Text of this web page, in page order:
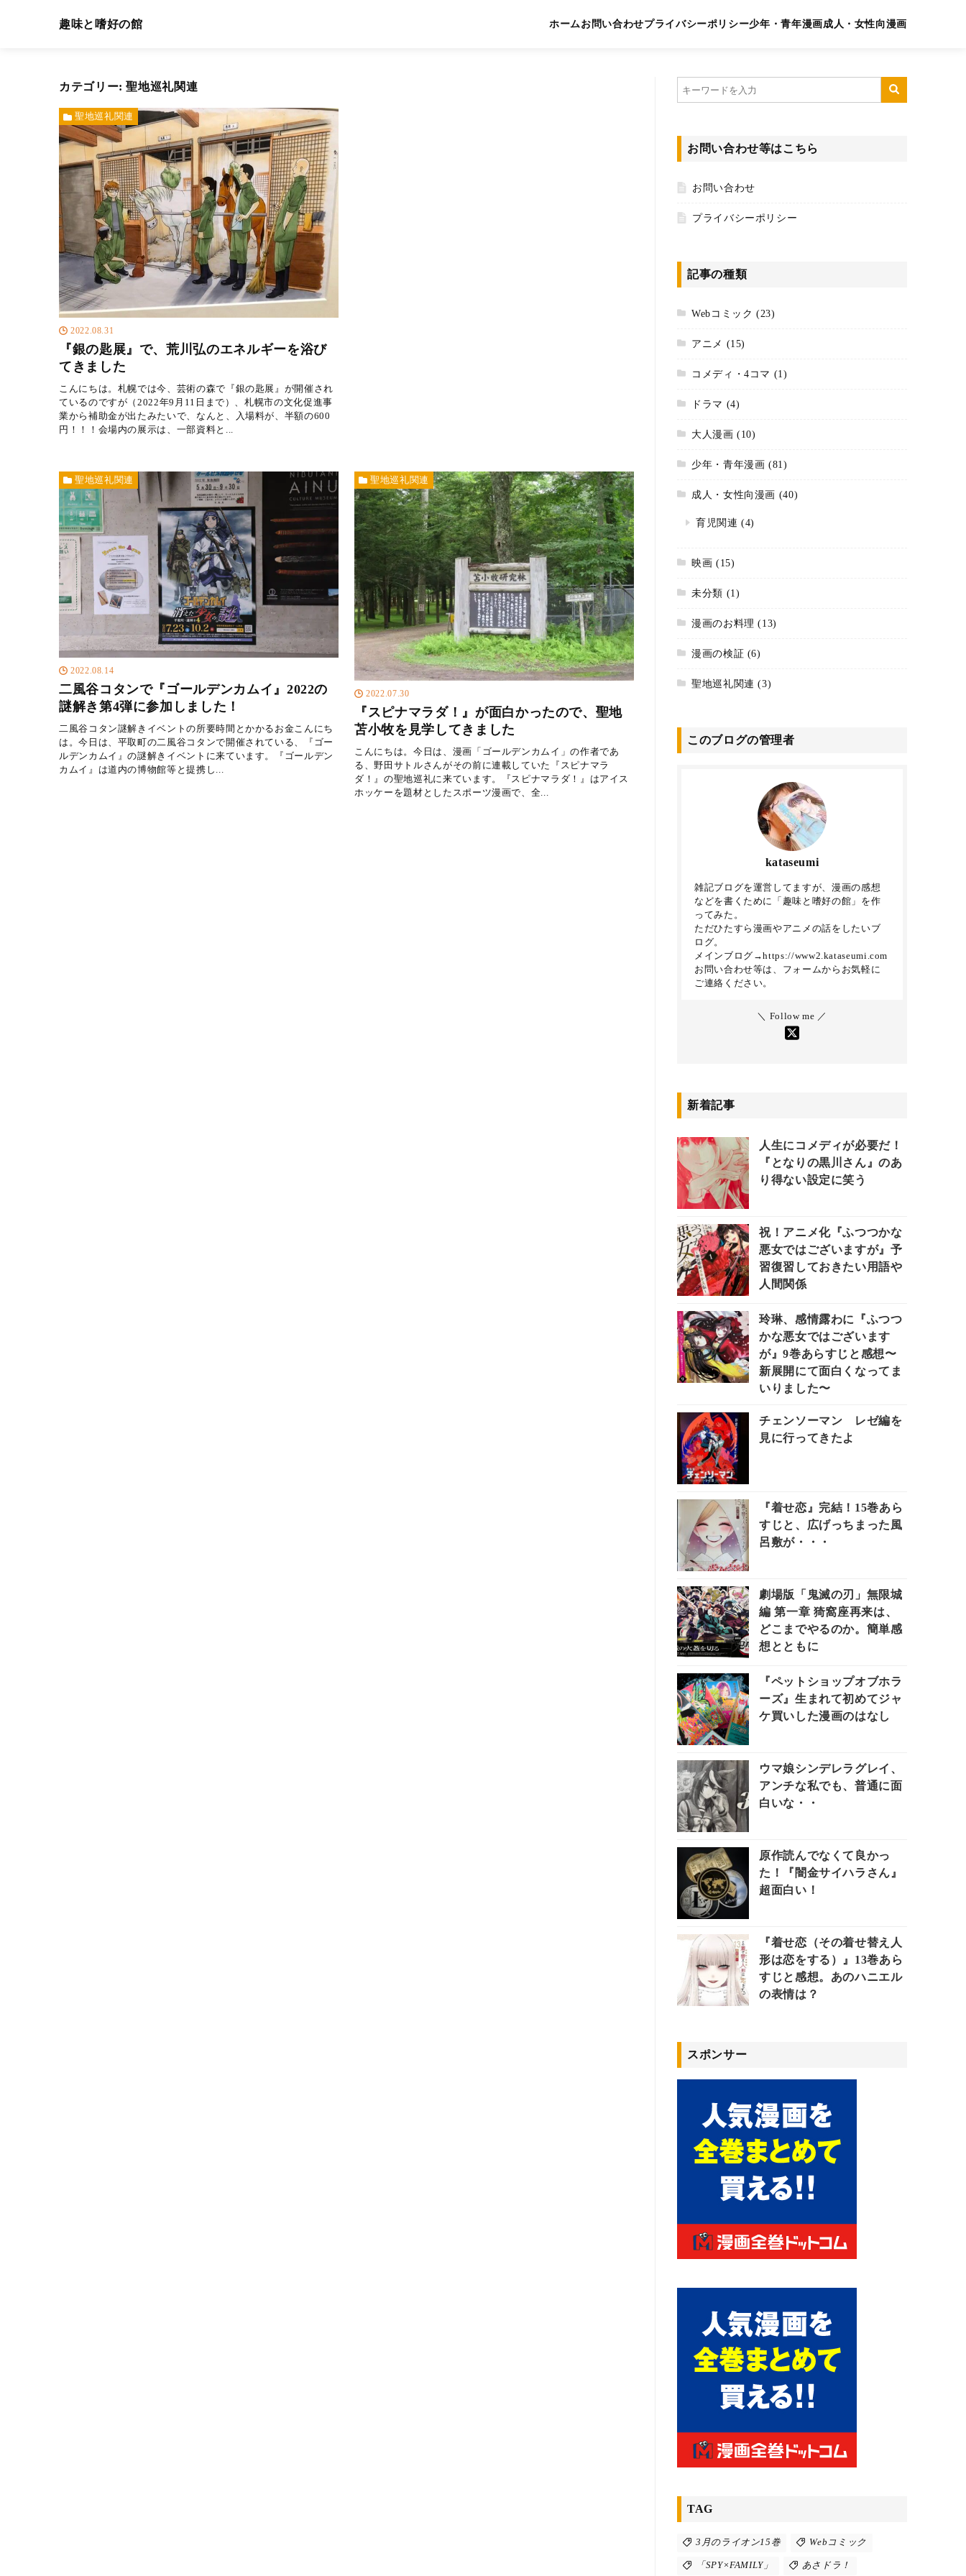
趣味と嗜好の館 ホームお問い合わせプライバシーポリシー少年・青年漫画成人・女性向漫画
カテゴリー:聖地巡礼関連
2022.08.31
『銀の匙展』で、荒川弘のエネルギーを浴び
てきました
こんにちは。札幌では今、芸術の森で『銀の匙展』が開催され
ているのですが（2022年9月11日まで）、札幌市の文化促進事
業から補助金が出たみたいで、なんと、入場料が、半額の600
円！！！会場内の展示は、一部資料と...
聖地巡礼関連
2022.08.14
二風谷コタンで『ゴールデンカムイ』2022の
謎解き第4弾に参加しました！
二風谷コタン謎解きイベントの所要時間とかかるお金こんにち
は。今日は、平取町の二風谷コタンで開催されている、『ゴー
ルデンカムイ』の謎解きイベントに来ています。『ゴールデン
カムイ』は道内の博物館等と提携し...
聖地巡礼関連
2022.07.30
『スピナマラダ！』が面白かったので、聖地
苫小牧を見学してきました
こんにちは。今日は、漫画「ゴールデンカムイ」の作者であ
る、野田サトルさんがその前に連載していた『スピナマラ
ダ！』の聖地巡礼に来ています。『スピナマラダ！』はアイス
ホッケーを題材としたスポーツ漫画で、全...
聖地巡礼関連
お問い合わせ等はこちら
お問い合わせ
プライバシーポリシー
記事の種類
Webコミック (23)
アニメ (15)
コメディ・4コマ (1)
ドラマ (4)
大人漫画 (10)
少年・青年漫画 (81)
成人・女性向漫画 (40)
育児関連 (4)
映画 (15)
未分類 (1)
漫画のお料理 (13)
漫画の検証 (6)
聖地巡礼関連 (3)
このブログの管理者
kataseumi
雑記ブログを運営してますが、漫画の感想
などを書くために「趣味と嗜好の館」を作
ってみた。
ただひたすら漫画やアニメの話をしたいブ
ログ。
メインブログ→https://www2.kataseumi.com
お問い合わせ等は、フォームからお気軽に
ご連絡ください。
＼ Follow me ／
新着記事
人生にコメディが必要だ！
『となりの黒川さん』のあ
り得ない設定に笑う
祝！アニメ化『ふつつかな
悪女ではございますが』予
習復習しておきたい用語や
人間関係
玲琳、感情露わに『ふつつ
かな悪女ではございます
が』9巻あらすじと感想〜
新展開にて面白くなってま
いりました〜
チェンソーマン レゼ編を
見に行ってきたよ
『着せ恋』完結！15巻あら
すじと、広げっちまった風
呂敷が・・・
劇場版「鬼滅の刃」無限城
編 第一章 猗窩座再来は、
どこまでやるのか。簡単感
想とともに
『ペットショップオブホラ
ーズ』生まれて初めてジャ
ケ買いした漫画のはなし
ウマ娘シンデレラグレイ、
アンチな私でも、普通に面
白いな・・
原作読んでなくて良かっ
た！『闇金サイハラさん』
超面白い！
『着せ恋（その着せ替え人
形は恋をする）』13巻あら
すじと感想。あのハニエル
の表情は？
スポンサー
TAG
3月のライオン15巻 Webコミック
「SPY×FAMILY」 あさドラ！